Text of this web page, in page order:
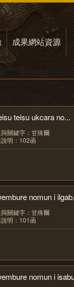
成果網站資源
teisu ukcara no...
關鍵字：甘殊爾
明：102函
nomun i
關鍵字：甘殊爾
明：101函
nomun i